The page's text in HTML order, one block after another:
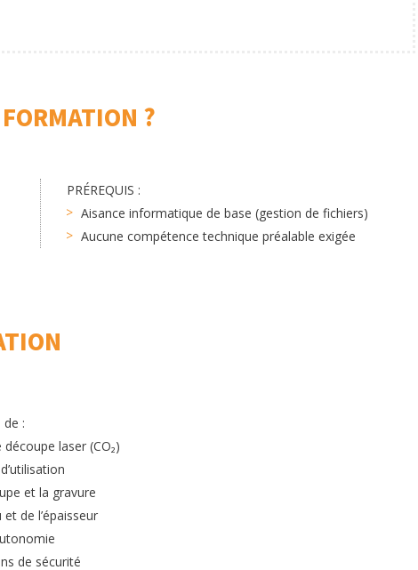
?
PRÉREQUIS :
Aisance informatique de base (gestion de fichiers)
Aucune compétence technique préalable exigée
:
laser (CO₂)
et la gravure
de l’épaisseur
de sécurité